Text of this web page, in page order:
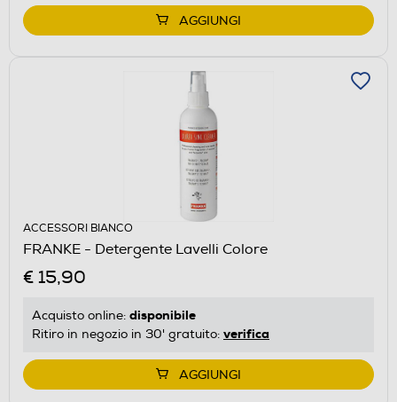
AGGIUNGI
ACCESSORI BIANCO
FRANKE - Detergente Lavelli Colore
€ 15,90
Acquisto online: disponibile
Ritiro in negozio in 30' gratuito: verifica
AGGIUNGI